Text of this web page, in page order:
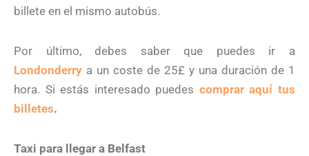
billete en el mismo autobús.
Por último, debes saber que puedes ir a
Londonderry a un coste de 25£ y una duración de 1
hora. Si estás interesado puedes comprar aquí tus
billetes.
Taxi para llegar a Belfast